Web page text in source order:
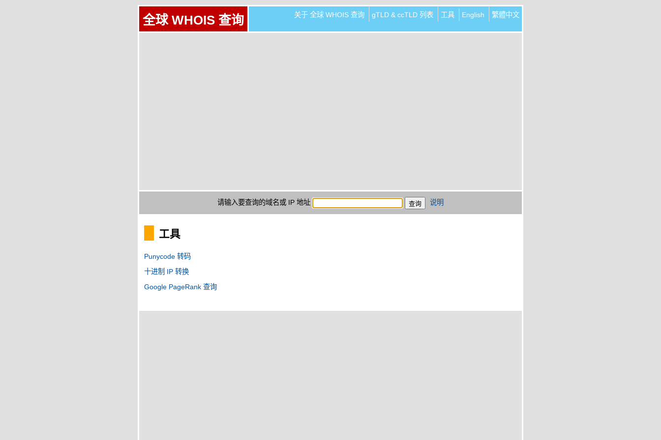
全球 WHOIS 查询 关于 全球 WHOIS 查询 gTLD & ccTLD 列表 工具 English 繁體中文
请输入要查询的域名或 IP 地址 说明
工具
Punycode 转码
十进制 IP 转换
Google PageRank 查询